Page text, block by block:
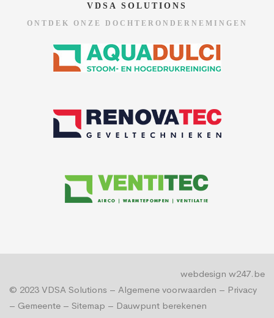
VDSA SOLUTIONS
ONTDEK ONZE DOCHTERONDERNEMINGEN
© 2023 VDSA Solutions – Algemene voorwaarden – Privacy
– Gemeente – Sitemap – Dauwpunt berekenen
webdesign w247.be